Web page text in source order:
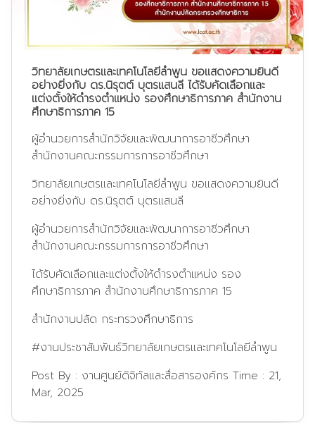
วิทยาลัยเกษตรและเทคโนโลยีลำพูน ขอแสดงความยินดี
อย่างยิ่งกับ ดร.นิรุตต์ บุตรแสนลี ได้รับคัดเลือกและ
แต่งตั้งให้ดำรงตำแหน่ง รองศึกษาธิการภาค สำนักงาน
ศึกษาธิการภาค 15
ผู้อำนวยการสำนักวิจัยและพัฒนาการอาชีวศึกษา
สำนักงานคณะกรรมการการอาชีวศึกษา
วิทยาลัยเกษตรและเทคโนโลยีลำพูน ขอแสดงความยินดี
อย่างยิ่งกับ ดร.นิรุตต์ บุตรแสนลี
ผู้อำนวยการสำนักวิจัยและพัฒนาการอาชีวศึกษา
สำนักงานคณะกรรมการการอาชีวศึกษา
ได้รับคัดเลือกและแต่งตั้งให้ดำรงตำแหน่ง รอง
ศึกษาธิการภาค สำนักงานศึกษาธิการภาค 15
สำนักงานปลัด กระทรวงศึกษาธิการ
#งานประชาสัมพันธ์วิทยาลัยเกษตรและเทคโนโลยีลำพูน
Post By : งานศูนย์ดิจิทัลและสื่อสารองค์กร Time : 21,
Mar, 2025